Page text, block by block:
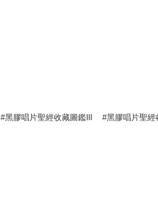
黑膠唱片聖經收藏圖鑑III 黑膠唱片聖經